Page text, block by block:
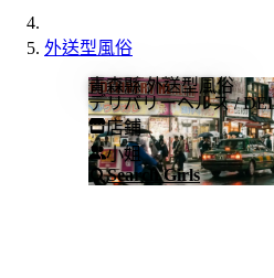
外送型風俗
青森縣 外送型風俗
デリバリーヘルス /
店鋪
小姐
Search Girls